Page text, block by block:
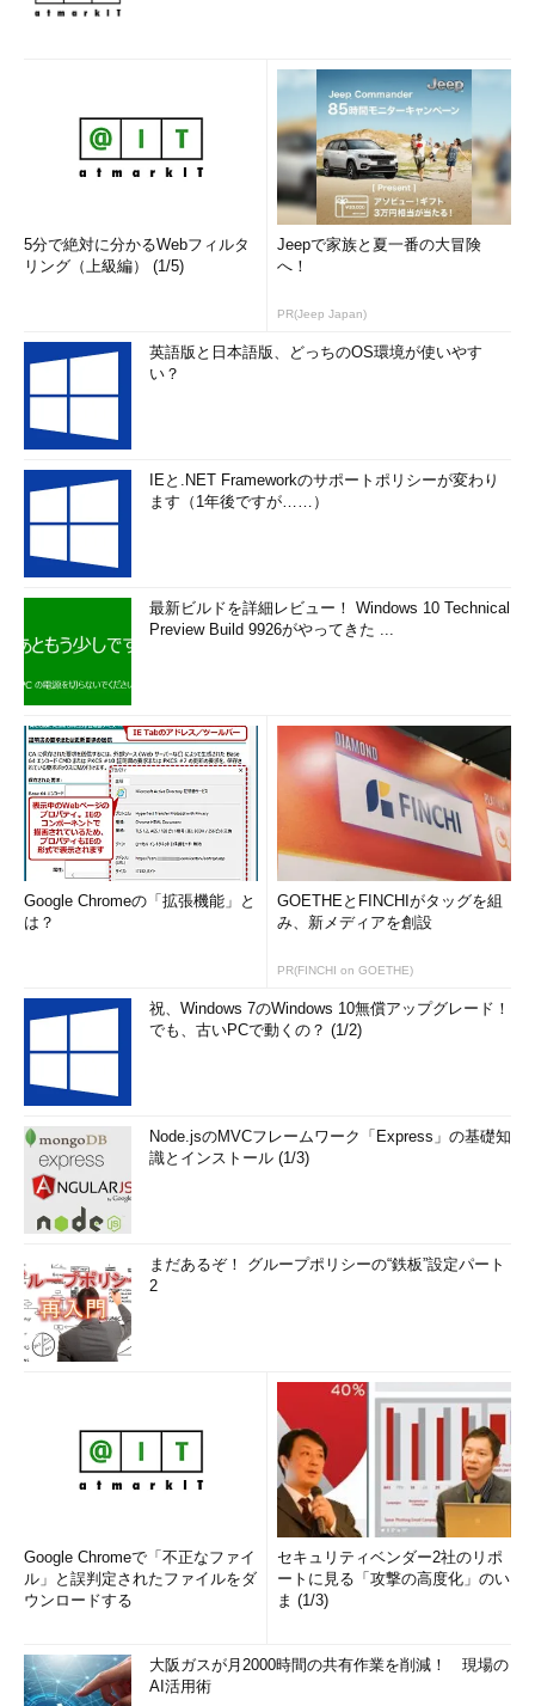
5分で絶対に分かるWebフィルタ
リング（上級編） (1/5)
Jeepで家族と夏一番の大冒険
へ！
PR(Jeep Japan)
英語版と日本語版、どっちのOS環境が使いやす
い？
IEと.NET Frameworkのサポートポリシーが変わり
ます（1年後ですが……）
最新ビルドを詳細レビュー！ Windows 10 Technical
Preview Build 9926がやってきた ...
Google Chromeの「拡張機能」と
は？
GOETHEとFINCHIがタッグを組
み、新メディアを創設
PR(FINCHI on GOETHE)
祝、Windows 7のWindows 10無償アップグレード！
でも、古いPCで動くの？ (1/2)
Node.jsのMVCフレームワーク「Express」の基礎知
識とインストール (1/3)
まだあるぞ！ グループポリシーの“鉄板”設定パート
2
Google Chromeで「不正なファイ
ル」と誤判定されたファイルをダ
ウンロードする
セキュリティベンダー2社のリポ
ートに見る「攻撃の高度化」のい
ま (1/3)
大阪ガスが月2000時間の共有作業を削減！ 現場の
AI活用術